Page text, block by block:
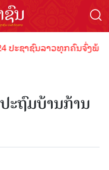
ະຊາຊົນລາວທຸກຄົນຈົ່ງພ້ອ
ະຖົມບ້ານກ້ານ